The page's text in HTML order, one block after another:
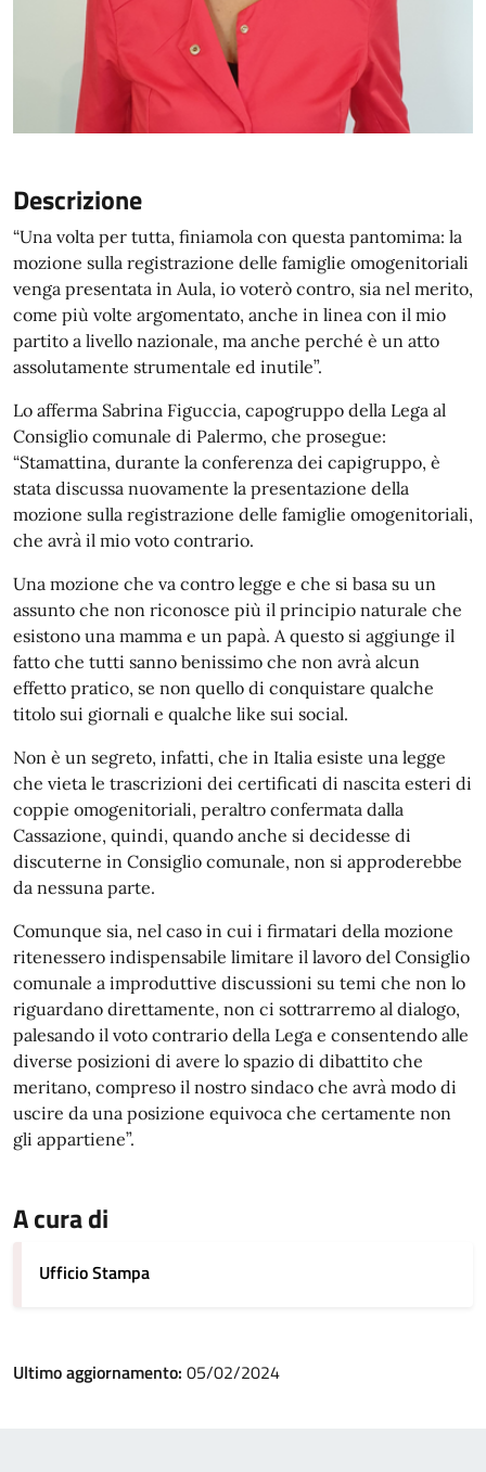
Descrizione
“Una volta per tutta, finiamola con questa pantomima: la
mozione sulla registrazione delle famiglie omogenitoriali
venga presentata in Aula, io voterò contro, sia nel merito,
come più volte argomentato, anche in linea con il mio
partito a livello nazionale, ma anche perché è un atto
assolutamente strumentale ed inutile”.
Lo afferma Sabrina Figuccia, capogruppo della Lega al
Consiglio comunale di Palermo, che prosegue:
“Stamattina, durante la conferenza dei capigruppo, è
stata discussa nuovamente la presentazione della
mozione sulla registrazione delle famiglie omogenitoriali,
che avrà il mio voto contrario.
Una mozione che va contro legge e che si basa su un
assunto che non riconosce più il principio naturale che
esistono una mamma e un papà. A questo si aggiunge il
fatto che tutti sanno benissimo che non avrà alcun
effetto pratico, se non quello di conquistare qualche
titolo sui giornali e qualche like sui social.
Non è un segreto, infatti, che in Italia esiste una legge
che vieta le trascrizioni dei certificati di nascita esteri di
coppie omogenitoriali, peraltro confermata dalla
Cassazione, quindi, quando anche si decidesse di
discuterne in Consiglio comunale, non si approderebbe
da nessuna parte.
Comunque sia, nel caso in cui i firmatari della mozione
ritenessero indispensabile limitare il lavoro del Consiglio
comunale a improduttive discussioni su temi che non lo
riguardano direttamente, non ci sottrarremo al dialogo,
palesando il voto contrario della Lega e consentendo alle
diverse posizioni di avere lo spazio di dibattito che
meritano, compreso il nostro sindaco che avrà modo di
uscire da una posizione equivoca che certamente non
gli appartiene”.
A cura di
Ufficio Stampa
Ultimo aggiornamento: 05/02/2024